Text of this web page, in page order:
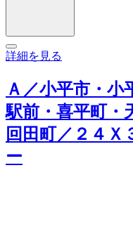
詳細を見る
Ａ／小平市・小
駅前・喜平町・
回田町／２４Ｘ
ー